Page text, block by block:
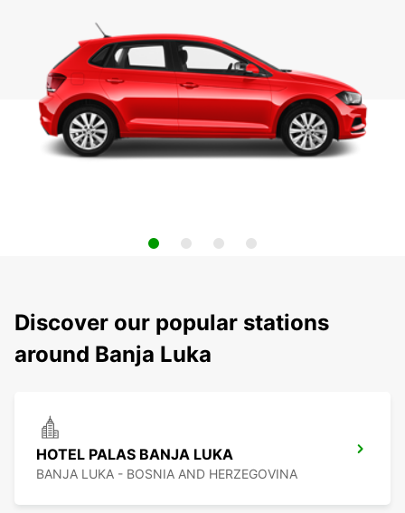
Discover our popular stations
around Banja Luka
HOTEL PALAS BANJA LUKA
BANJA LUKA - BOSNIA AND HERZEGOVINA